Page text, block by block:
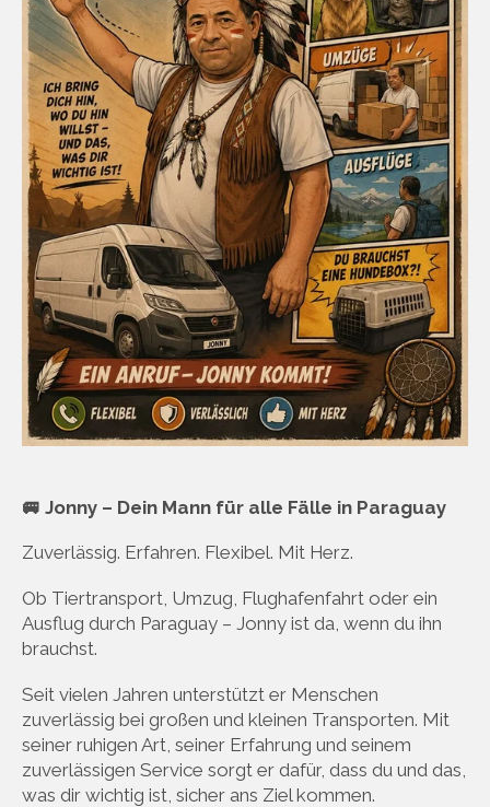
🚐 Jonny – Dein Mann für alle Fälle in Paraguay
Zuverlässig. Erfahren. Flexibel. Mit Herz.
Ob Tiertransport, Umzug, Flughafenfahrt oder ein
Ausflug durch Paraguay – Jonny ist da, wenn du ihn
brauchst.
Seit vielen Jahren unterstützt er Menschen
zuverlässig bei großen und kleinen Transporten. Mit
seiner ruhigen Art, seiner Erfahrung und seinem
zuverlässigen Service sorgt er dafür, dass du und das,
was dir wichtig ist, sicher ans Ziel kommen.